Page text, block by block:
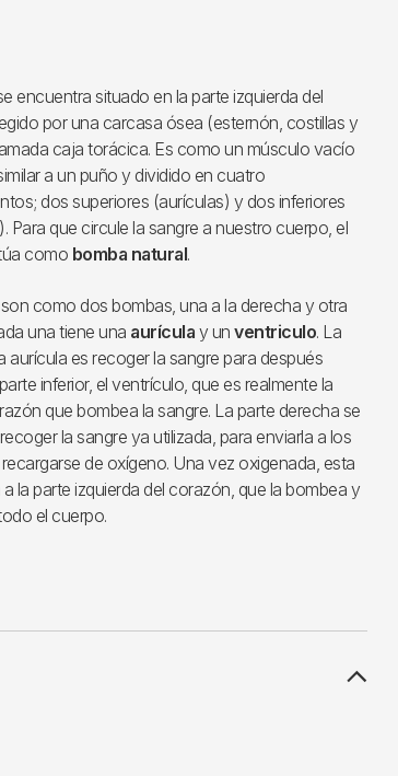
encuentra situado en la parte izquierda del
por una carcasa ósea (esternón, costillas y
caja torácica. Es como un músculo vacío
a un puño y dividido en cuatro
dos superiores (aurículas) y dos inferiores
Para que circule la sangre a nuestro cuerpo, el
como bomba natural.
como dos bombas, una a la derecha y otra
una tiene una aurícula y un ventriculo. La
aurícula es recoger la sangre para después
inferior, el ventrículo, que es realmente la
que bombea la sangre. La parte derecha se
la sangre ya utilizada, para enviarla a los
de oxígeno. Una vez oxigenada, esta
la parte izquierda del corazón, que la bombea y
el cuerpo.